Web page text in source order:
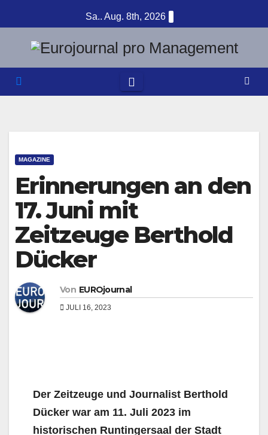
Inhalt
springen
Sa.. Aug. 8th, 2026
MAGAZINE
Erinnerungen an den
17. Juni mit
Zeitzeuge Berthold
Dücker
Von EUROjournal
JULI 16, 2023
Der Zeitzeuge und Journalist Berthold
Dücker war am 11. Juli 2023 im
historischen Runtingersaal der Stadt